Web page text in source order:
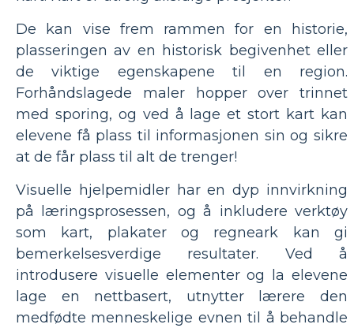
De kan vise frem rammen for en historie,
plasseringen av en historisk begivenhet eller
de viktige egenskapene til en region.
Forhåndslagede maler hopper over trinnet
med sporing, og ved å lage et stort kart kan
elevene få plass til informasjonen sin og sikre
at de får plass til alt de trenger!
Visuelle hjelpemidler har en dyp innvirkning
på læringsprosessen, og å inkludere verktøy
som kart, plakater og regneark kan gi
bemerkelsesverdige resultater. Ved å
introdusere visuelle elementer og la elevene
lage en nettbasert, utnytter lærere den
medfødte menneskelige evnen til å behandle